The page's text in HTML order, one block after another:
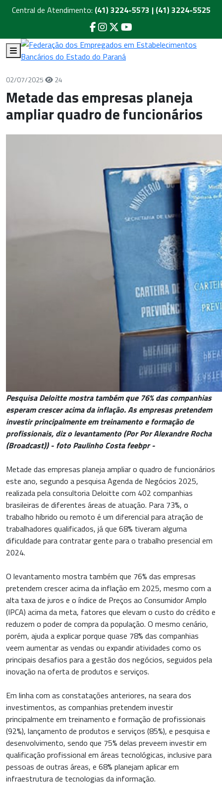
Central de Atendimento: (41) 3224-5573 | (41) 3224-5525
02/07/2025 24
Metade das empresas planeja
ampliar quadro de funcionários
Pesquisa Deloitte mostra também que 76% das companhias
esperam crescer acima da inflação. As empresas pretendem
investir principalmente em treinamento e formação de
profissionais, diz o levantamento (Por Por Alexandre Rocha
(Broadcast)) - foto Paulinho Costa feebpr -
Metade das empresas planeja ampliar o quadro de funcionários
este ano, segundo a pesquisa Agenda de Negócios 2025,
realizada pela consultoria Deloitte com 402 companhias
brasileiras de diferentes áreas de atuação. Para 73%, o
trabalho híbrido ou remoto é um diferencial para atração de
trabalhadores qualificados, já que 68% tiveram alguma
dificuldade para contratar gente para o trabalho presencial em
2024.
O levantamento mostra também que 76% das empresas
pretendem crescer acima da inflação em 2025, mesmo com a
alta taxa de juros e o índice de Preços ao Consumidor Amplo
(IPCA) acima da meta, fatores que elevam o custo do crédito e
reduzem o poder de compra da população. O mesmo cenário,
porém, ajuda a explicar porque quase 78% das companhias
veem aumentar as vendas ou expandir atividades como os
principais desafios para a gestão dos negócios, seguidos pela
inovação na oferta de produtos e serviços.
Em linha com as constatações anteriores, na seara dos
investimentos, as companhias pretendem investir
principalmente em treinamento e formação de profissionais
(92%), lançamento de produtos e serviços (85%), e pesquisa e
desenvolvimento, sendo que 75% delas preveem investir em
qualificação profissional em áreas tecnológicas, inclusive para
pessoas de outras áreas, e 68% planejam aplicar em
infraestrutura de tecnologias da informação.